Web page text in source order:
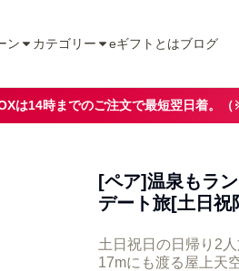
ン カテゴリー eギフトとはブログ
は14時までのご注文で最短翌日着。
[ペア]温泉もラ
デート旅[土日祝
土日祝日の日帰り2
17mにも渡る屋上天